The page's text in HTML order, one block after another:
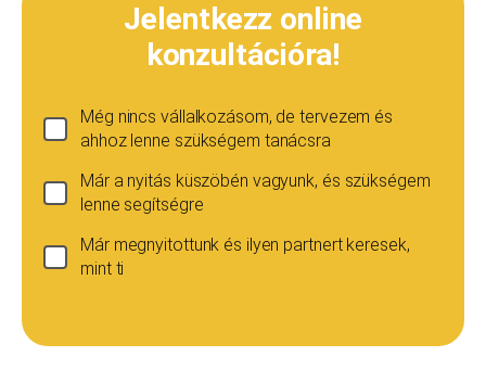
Jelentkezz online
konzultációra!
Még nincs vállalkozásom, de tervezem és
ahhoz lenne szükségem tanácsra
Már a nyitás küszöbén vagyunk, és szükségem
lenne segítségre
Már megnyitottunk és ilyen partnert keresek,
mint ti